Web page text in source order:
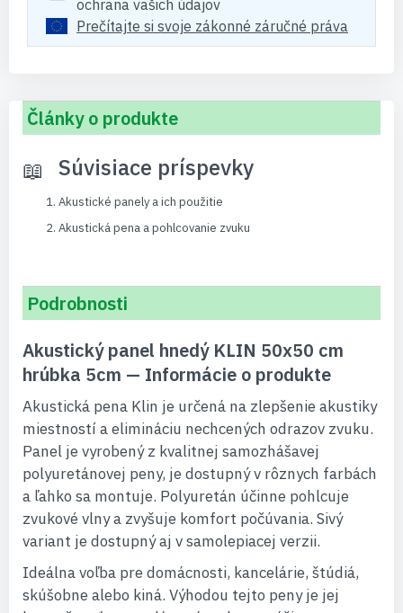
ochrana vašich údajov
Prečítajte si svoje zákonné záručné práva
Články o produkte
Súvisiace príspevky
Akustické panely a ich použitie
Akustická pena a pohlcovanie zvuku
Podrobnosti
Akustický panel hnedý KLIN 50x50 cm
hrúbka 5cm — Informácie o produkte
Akustická pena Klin je určená na zlepšenie akustiky
miestností a elimináciu nechcených odrazov zvuku.
Panel je vyrobený z kvalitnej samozhášavej
polyuretánovej peny, je dostupný v rôznych farbách
a ľahko sa montuje. Polyuretán účinne pohlcuje
zvukové vlny a zvyšuje komfort počúvania. Sivý
variant je dostupný aj v samolepiacej verzii.
Ideálna voľba pre domácnosti, kancelárie, štúdiá,
skúšobne alebo kiná. Výhodou tejto peny je jej